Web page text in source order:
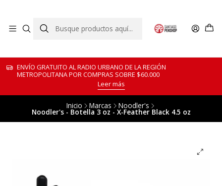
ENVÍO GRATUITO AL RADIO URBANO DE LA REGIÓN
METROPOLITANA POR COMPRAS SOBRE $60.000
Leer más
Inicio Marcas Noodler's
Noodler's - Botella 3 oz - X-Feather Black 4.5 oz